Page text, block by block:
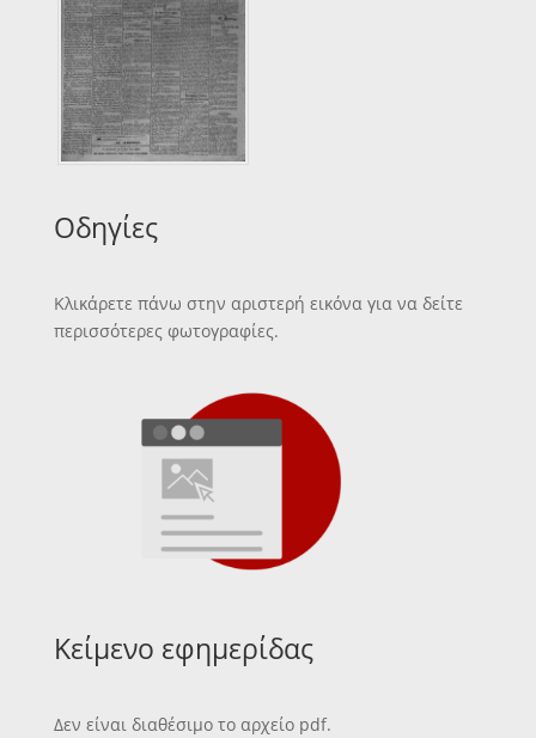
Οδηγίες
Κλικάρετε πάνω στην αριστερή εικόνα για να δείτε
περισσότερες φωτογραφίες.
Κείμενο εφημερίδας
Δεν είναι διαθέσιμο το αρχείο pdf.